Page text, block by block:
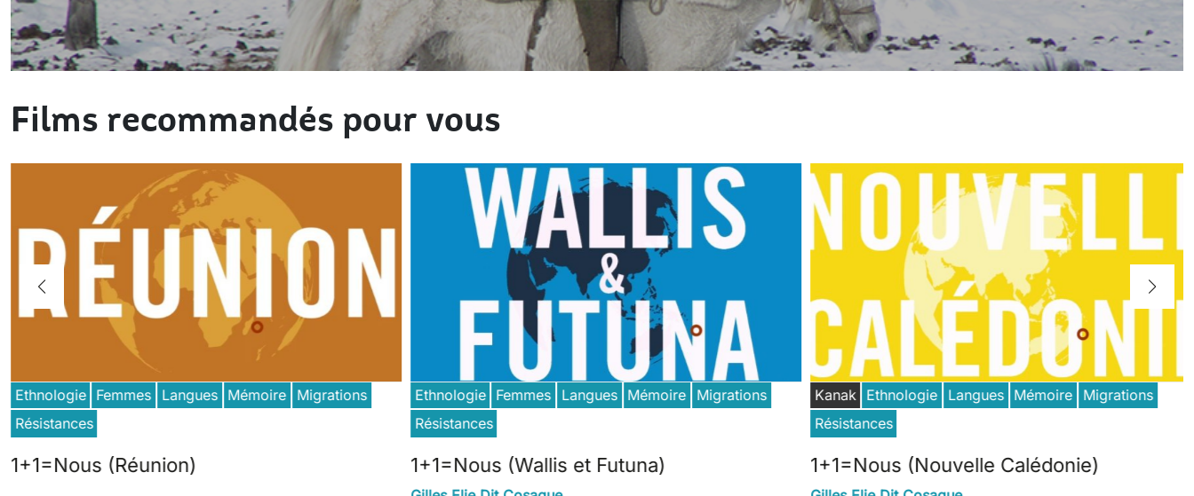
Films recommandés pour vous
Ethnologie Femmes Langues Mémoire
Migrations
Résistances
1+1=Nous (Réunion)
Ethnologie Femmes Langues Mémoire
Migrations
Résistances
1+1=Nous (Wallis et Futuna)
Kanak Ethnologie Langues Mémoire
Migrations
Résistances
1+1=Nous (Nouvelle Calédonie)